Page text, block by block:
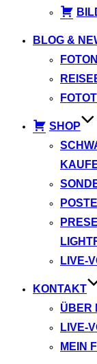
BLOG &
SHOP
LIVE-
KONTAKT
ÜBER
LIVE-
MEIN